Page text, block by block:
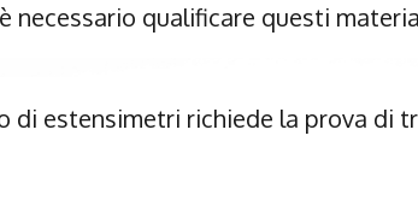
necessario qualificare questi
di estensimetri richiede la prova di